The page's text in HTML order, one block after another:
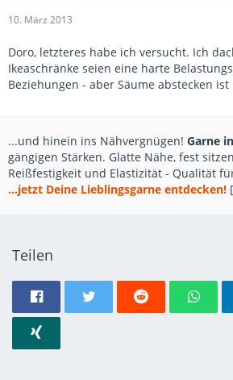
10. März 2013
Doro, letzteres habe ich versucht. Ich
Ikeaschränke seien eine harte
Beziehungen - aber Säume abstecken
...und hinein ins Nähvergnügen! Garne
gängigen Stärken. Glatte Nähe, fest
Reißfestigkeit und Elastizität - Qualität
...jetzt Deine Lieblingsgarne entdecken!
Teilen